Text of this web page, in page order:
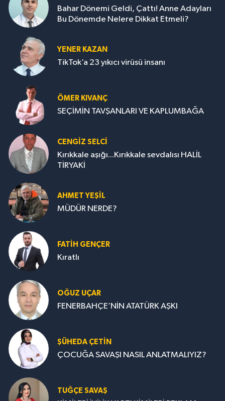
Bahar Dönemi Geldi, Çattı! Anne Adayları
Bu Dönemde Nelere Dikkat Etmeli?
YENER KAZAN
TikTok’a 23 yıkıcı virüsü insanı
ÖMER KIVANÇ
SEÇİMİN TAVŞANLARI VE KAPLUMBAĞA
CENGİZ SELCİ
Kırıkkale aşığı...Kırıkkale sevdalısı HALİL
TİRYAKİ
AHMET YEŞİL
MÜDÜR NERDE?
FATIH GENÇER
Kıratlı
OĞUZ UÇAR
FENERBAHÇE’NİN ATATÜRK AŞKI
ŞÜHEDA ÇETİN
ÇOCUĞA SAVAŞI NASIL ANLATMALIYIZ?
TUĞÇE SAVAŞ